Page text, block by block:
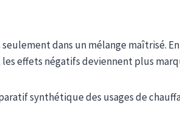
seulement dans un mélange maîtrisé.
effets négatifs deviennent plus
synthétique des usages de